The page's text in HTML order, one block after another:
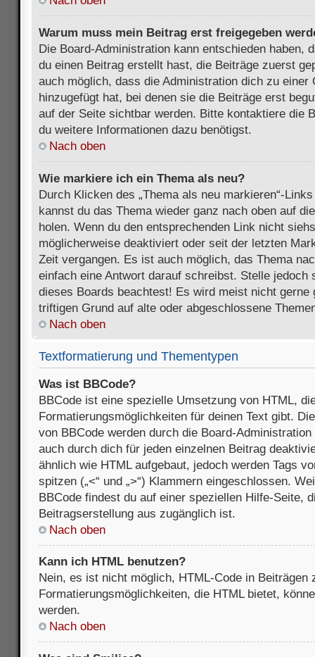
Warum muss mein Beitrag erst freigegeben
Die Board-Administration kann entschieden haben,
du einen Beitrag erstellt hast, die Beiträge zuerst
auch möglich, dass die Administration dich zu einer
hinzugefügt hat, bei denen sie die Beiträge erst
auf der Seite sichtbar werden. Bitte kontaktiere die
du weitere Informationen dazu benötigst.
Nach oben
Wie markiere ich ein Thema als neu?
Durch Klicken des „Thema als neu markieren“-
kannst du das Thema wieder ganz nach oben auf
holen. Wenn du den entsprechenden Link nicht
möglicherweise deaktiviert oder seit der letzten
Zeit vergangen. Es ist auch möglich, das Thema
einfach eine Antwort darauf schreibst. Stelle jedoch
dieses Boards beachtest! Es wird meist nicht gerne
triftigen Grund auf alte oder abgeschlossene
Nach oben
Textformatierung und Thementypen
Was ist BBCode?
BBCode ist eine spezielle Umsetzung von HTML,
Formatierungsmöglichkeiten für deinen Text gibt.
von BBCode werden durch die Board-
auch durch dich für jeden einzelnen Beitrag
ähnlich wie HTML aufgebaut, jedoch werden Tags
spitzen („<“ und „>“) Klammern eingeschlossen.
BBCode findest du auf einer speziellen Hilfe-Seite,
Beitragserstellung aus zugänglich ist.
Nach oben
Kann ich HTML benutzen?
Nein, es ist nicht möglich, HTML-Code in Beiträgen
Formatierungsmöglichkeiten, die HTML bietet,
werden.
Nach oben